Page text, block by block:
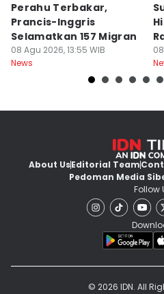
Perahu Terbakar,
Prancis-Inggris
Selamatkan 157 Migran
08 Agu 2026, 13:55 WIB
News
About UsEditorial Team
Pedoman Media
Follow
© 2026 IDN. All